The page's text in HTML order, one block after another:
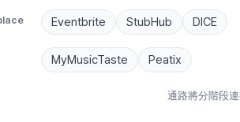
Eventbrite StubHub DICE
MyMusicTaste Peatix
通路將分階段連